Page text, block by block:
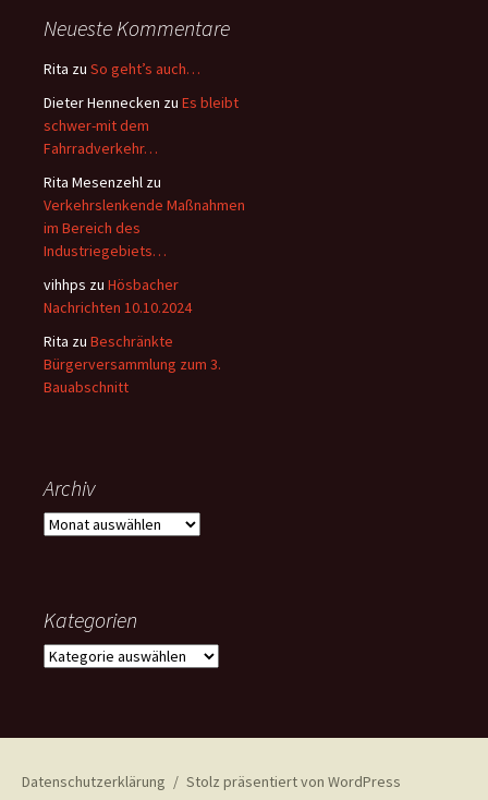
Neueste Kommentare
Rita zu So geht’s auch…
Dieter Hennecken zu Es bleibt
schwer-mit dem
Fahrradverkehr…
Rita Mesenzehl zu
Verkehrslenkende Maßnahmen
im Bereich des
Industriegebiets…
vihhps zu Hösbacher
Nachrichten 10.10.2024
Rita zu Beschränkte
Bürgerversammlung zum 3.
Bauabschnitt
Archiv
Archiv
Kategorien
Kategorien
Datenschutzerklärung Stolz präsentiert von WordPress